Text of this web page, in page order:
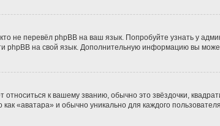
не перевёл phpBB на ваш язык. Попробуйте узнать у
phpBB на свой язык. Дополнительную информацию вы
к вашему званию, обычно это звёздочки,
«аватара» и обычно уникально для каждого пользователя.